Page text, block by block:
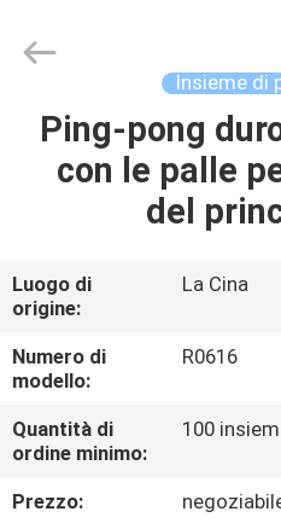
CASA.
PRODOTTI
SU
DI
NOI
VISITA
ALLA
Dunya
Sports
Reserved.
Insieme di
Ping-pong
con le palle
del
Luogo di
origine:
La Cina
Numero di
modello:
R0616
Quantità di
ordine minimo:
100
Prezzo: